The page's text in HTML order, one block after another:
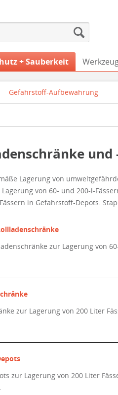
+ Sauberkeit
Gefahrstoff-Aufbewahrung
und
Lagerung von
von 60- und 200-l-
in Gefahrstoff-Depots.
zur Lagerung von
zur Lagerung von 200 Liter
zur Lagerung von 200 Liter